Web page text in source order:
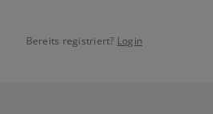
Bereits registriert? Login